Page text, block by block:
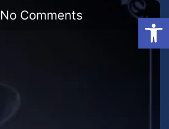
No Comments